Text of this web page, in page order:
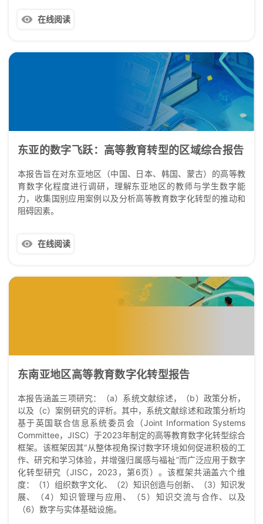
在线阅读
东亚的数字飞跃：高等教育转型的区域综合报告
本报告旨在对东亚地区（中国、日本、韩国、蒙古）的高等教
育数字化程度进行调研，理解东亚地区的教师与学生数字能
力，收集国别应用案例以及分析高等教育数字化转型的推动和
阻碍因素。
在线阅读
东南亚地区高等教育数字化转型报告
本报告涵盖三项研究：（a）系统文献综述，（b）政策分析，
以及（c）案例研究的评析。其中，系统文献综述和政策分析均
基于英国联合信息系统委员会（Joint Information Systems
Committee，JISC）于2023年制定的高等教育数字化转型综合
框架。该框架因其“从整体视角探讨数字环境如何促进积极的工
作、研究和学习体验，并增强归属感与福祉”而广泛应用于数字
化转型研究（JISC，2023，第6页）。该框架共涵盖六个维
度：（1）组织数字文化、（2）知识创造与创新、（3）知识发
展、（4）知识管理与应用、（5）知识交流与合作、以及
（6）数字与实体基础设施。